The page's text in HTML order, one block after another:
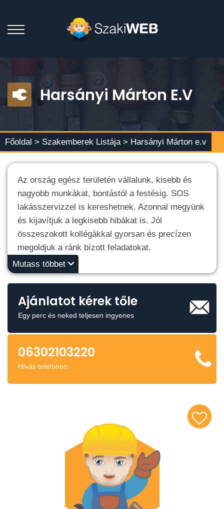
Harsányi Márton E.v
Főoldal > Szakemberek Listája > Harsányi Márton e.v
Az ország egész területén vállalunk, kisebb és
nagyobb munkákat, bontástól a festésig. SOS
lakásszervizzel is kereshetnek. Azonnal megyünk
és kijavítjuk a legkisebb hibákat is. Jól
összeszokott kollégákkal gyorsan és precízen
megoldjuk a ránk bízott feladatokat.
Mutass többet
Ajánlatot kérek tőle
Egy perc és neked teljesen ingyenes
06302103220
Hívás telefonon